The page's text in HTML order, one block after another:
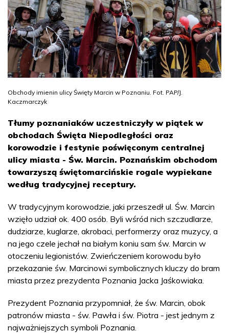
Obchody imienin ulicy Święty Marcin w Poznaniu. Fot. PAP/J.
Kaczmarczyk
Tłumy poznaniaków uczestniczyły w piątek w
obchodach Święta Niepodległości oraz
korowodzie i festynie poświęconym centralnej
ulicy miasta - Św. Marcin. Poznańskim obchodom
towarzyszą świętomarcińskie rogale wypiekane
według tradycyjnej receptury.
W tradycyjnym korowodzie, jaki przeszedł ul. Św. Marcin
wzięło udział ok. 400 osób. Byli wśród nich szczudlarze,
dudziarze, kuglarze, akrobaci, performerzy oraz muzycy, a
na jego czele jechał na białym koniu sam św. Marcin w
otoczeniu legionistów. Zwieńczeniem korowodu było
przekazanie św. Marcinowi symbolicznych kluczy do bram
miasta przez prezydenta Poznania Jacka Jaśkowiaka.
Prezydent Poznania przypomniał, że św. Marcin, obok
patronów miasta - św. Pawła i św. Piotra - jest jednym z
najważniejszych symboli Poznania.